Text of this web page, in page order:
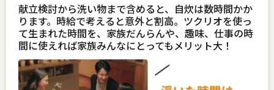
献立検討から洗い物まで含めると、自炊は数時間かか
ります。時給で考えると意外と割高。ツクリオを使っ
て生まれた時間を、家族だんらんや、趣味、仕事の時
間に使えれば家族みんなにとってもメリット大！